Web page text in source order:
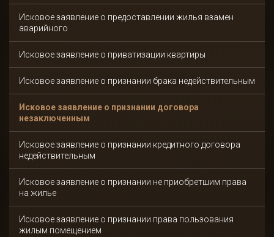
Исковое заявление о предоставлении жилья взамен
аварийного
Исковое заявление о приватизации квартиры
Исковое заявление о признании брака недействительным
Исковое заявление о признании договора
незаключенным
Исковое заявление о признании кредитного договора
недействительным
Исковое заявление о признании не приобретшим права
на жилье
Исковое заявление о признании права пользования
жилым помещением